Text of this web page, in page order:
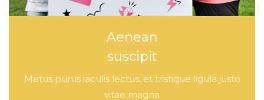
Aenean
suscipit
Metus purus iaculis lectus, et tristique ligula justo
vitae magna